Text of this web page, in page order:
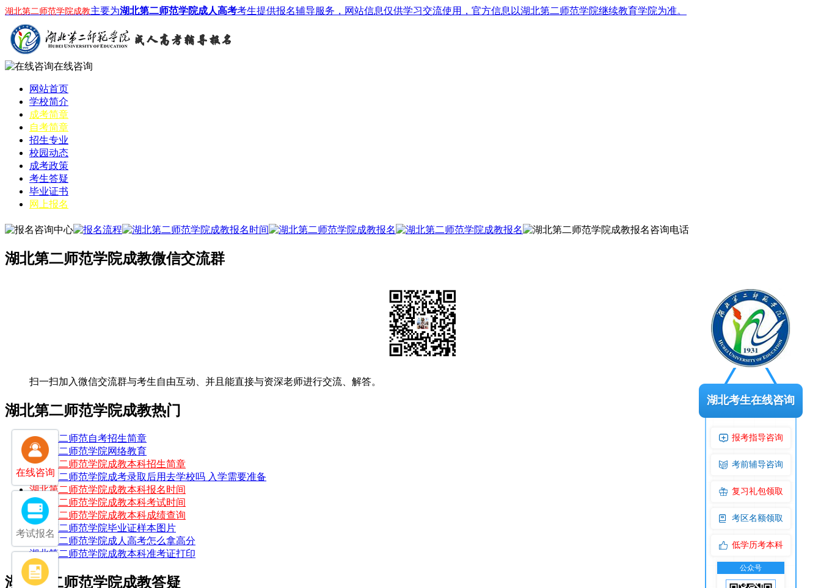
湖北第二师范学院成教主要为湖北第二师范学院成人高考考生提供报名辅导服务，网站信息仅供学习交流使用，官方信息以湖北第二师范学院继续教育学院为准。
在线咨询
网站首页
学校简介
成考简章
自考简章
招生专业
校园动态
成考政策
考生答疑
毕业证书
网上报名
湖北第二师范学院成教微信交流群
扫一扫加入微信交流群与考生自由互动、并且能直接与资深老师进行交流、解答。
湖北第二师范学院成教热门
湖北第二师范自考招生简章
湖北第二师范学院网络教育
湖北第二师范学院成教本科招生简章
湖北第二师范学院成考录取后用去学校吗 入学需要准备
湖北第二师范学院成教本科报名时间
湖北第二师范学院成教本科考试时间
湖北第二师范学院成教本科成绩查询
湖北第二师范学院毕业证样本图片
湖北第二师范学院成人高考怎么拿高分
湖北第二师范学院成教本科准考证打印
湖北第二师范学院成教答疑
在线咨询
考试报名
湖北考生在线咨询
报考指导咨询
考前辅导咨询
复习礼包领取
考区名额领取
低学历考本科
公众号